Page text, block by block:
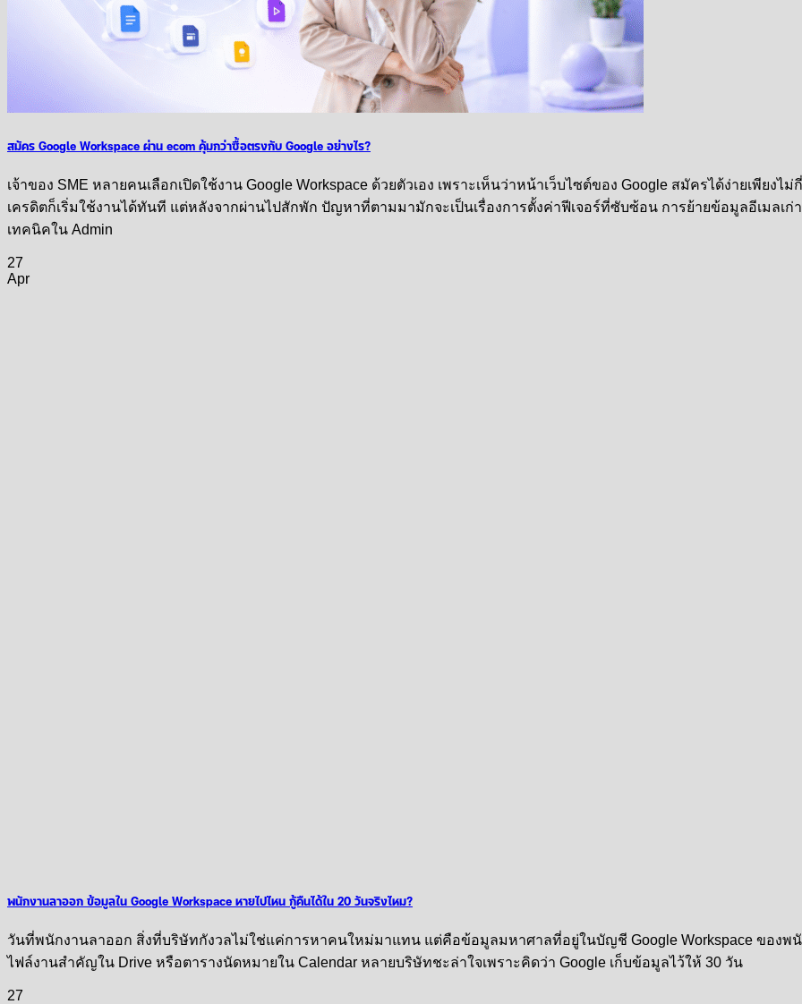
สมัคร Google Workspace ผ่าน ecom คุ้มกว่าซื้อตรงกับ Google อย่างไร?
เจ้าของ SME หลายคนเลือกเปิดใช้งาน Google Workspace ด้วยตัวเอง เพราะเห็นว่าหน้าเว็บไซต์ของ Google สมัครได้ง่ายเพีย
เครดิตก็เริ่มใช้งานได้ทันที แต่หลังจากผ่านไปสักพัก ปัญหาที่ตามมามักจะเป็นเรื่องการตั้งค่าฟีเจอร์ที่ซับซ้อน การย้ายข้อมูลอีเมล
เทคนิคใน Admin
27
Apr
พนักงานลาออก ข้อมูลใน Google Workspace หายไปไหน กู้คืนได้ใน 20 วันจริงไหม?
วันที่พนักงานลาออก สิ่งที่บริษัทกังวลไม่ใช่แค่การหาคนใหม่มาแทน แต่คือข้อมูลมหาศาลที่อยู่ในบัญชี Google Workspace ของพ
ไฟล์งานสำคัญใน Drive หรือตารางนัดหมายใน Calendar หลายบริษัทชะล่าใจเพราะคิดว่า Google เก็บข้อมูลไว้ให้ 30 วัน
27